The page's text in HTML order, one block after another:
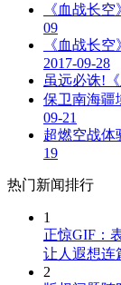
《血战长
09
《血战长
2017-09-28
虽远必诛!
保卫南海疆
09-21
超燃空战体
19
热门新闻排行
1
正惊GIF：
让人遐想连
2